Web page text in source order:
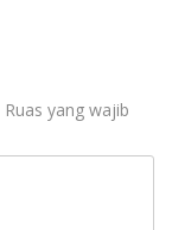
Ruas yang wajib